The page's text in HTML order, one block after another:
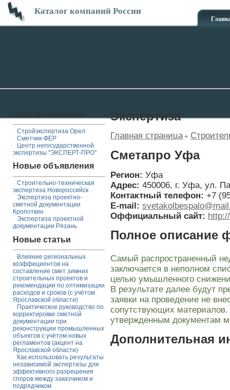
Каталог компаний России
Стройэкспертиза Орел
Сметчик-ФЕР
Центр негосударственной
экспертизы "ЭКСПЕРТ-ПРО"
Новые объявления
Строительно-техническая
экспертиза Новороссийск
Экспертиза проектно-
сметной документации
Кропоткин
Экспертиза проектной
документации Рязань
Новые статьи
Влияние региональных
коэффициентов на
составление смет зимних
строительных проектов и
рекомендации по оптимизации
расходов и сроков (с учётом
Ярославской области)
Практическое руководство по
корректировке сметной
документации при
реконструкции промышленных
объектов с учётом новых
регламентов (акцент на
Ярославской области)
Как использовать результаты
независимой экспертизы для
эффективного разрешения
споров между заказчиком и
подрядчиком
Экспертиза
Главная страница
Сметапро Уфа
Регион: Уфа
Адрес: 450006, г. Уфа, ул.
Контактный телефон: +7
E-mail:
Оффициальный сайт:
Полное описание
Самый распространенный
заключается в неполном
целью умышленного
В результате далее будут
заявки на проведение не
сопутствующих материалов.
утвержденным документам
Дополнительная